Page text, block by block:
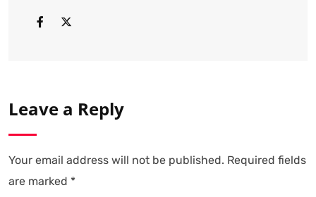
Leave a Reply
Your email address will not be published. Required fields
are marked *